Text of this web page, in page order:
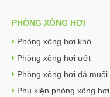
PHÒNG XÔNG HƠI
Phòng xông hơi khô
Phòng xông hơi ướt
Phòng xông hơi đá muối
Phụ kiện phòng xông hơi